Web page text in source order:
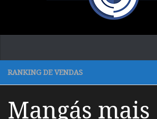
RANKING DE VENDAS
Mangás mais